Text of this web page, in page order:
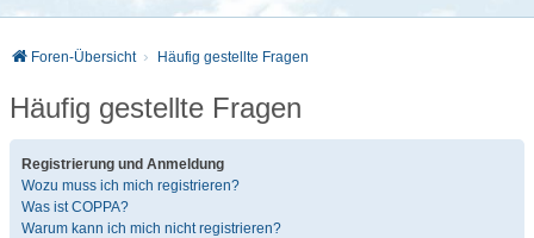
Foren-Übersicht Häufig gestellte Fragen
Häufig gestellte Fragen
Registrierung und Anmeldung
Wozu muss ich mich registrieren?
Was ist COPPA?
Warum kann ich mich nicht registrieren?